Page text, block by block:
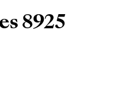
8925